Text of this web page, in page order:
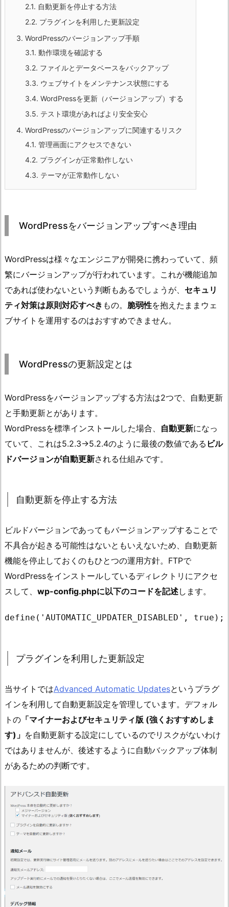
2.1. 自動更新を停止する方法
2.2. プラグインを利用した更新設定
3. WordPressのバージョンアップ手順
3.1. 動作環境を確認する
3.2. ファイルとデータベースをバックアップ
3.3. ウェブサイトをメンテナンス状態にする
3.4. WordPressを更新（バージョンアップ）する
3.5. テスト環境があればより安全安心
4. WordPressのバージョンアップに関連するリスク
4.1. 管理画面にアクセスできない
4.2. プラグインが正常動作しない
4.3. テーマが正常動作しない
WordPressをバージョンアップすべき理由
WordPressは様々なエンジニアが開発に携わっていて、頻
繁にバージョンアップが行われています。これが機能追加
であれば使わないという判断もあるでしょうが、 セキュリ
ティ対策は原則対応すべき もの。 脆弱性を抱えたままウェ
ブサイトを運用するのはおすすめできません。
WordPressの更新設定とは
WordPressをバージョンアップする方法は2つで、自動更新
と手動更新とがあります。
WordPressを標準インストールした場合、 自動更新になっ
ていて、これは5.2.3→5.2.4のように最後の数値である ビル
ドバージョンが自動更新される仕組みです。
自動更新を停止する方法
ビルドバージョンであってもバージョンアップすることで
不具合が起きる可能性はないともいえないため、自動更新
機能を停止しておくのもひとつの運用方針。FTPで
WordPressをインストールしているディレクトリにアクセ
スして、 wp-config.phpに以下のコードを記述します。
define('AUTOMATIC_UPDATER_DISABLED', true);
プラグインを利用した更新設定
当サイトではAdvanced Automatic Updatesというプラグ
インを利用して自動更新設定を管理しています。デフォル
トの 「マイナーおよびセキュリティ版 (強くおすすめしま
す)」 を自動更新する設定にしているのでリスクがないわけ
ではありませんが、後述するように自動バックアップ体制
があるための判断です。